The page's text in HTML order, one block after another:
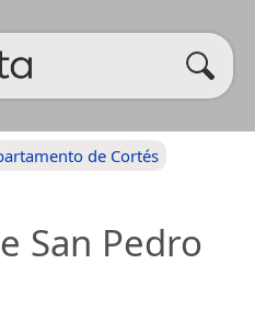
de Cortés
San Pedro